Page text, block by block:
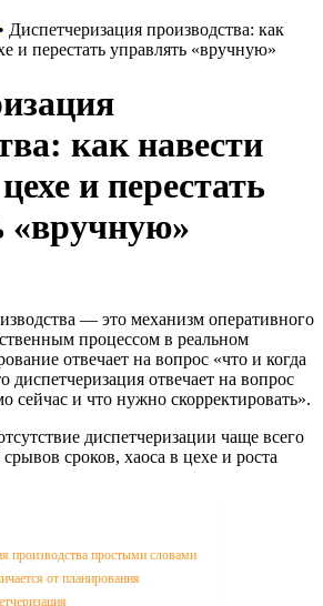
Диспетчеризация производства: как
и перестать управлять «вручную»
как навести
и перестать
«вручную»
— это механизм оперативного
процессом в реальном
отвечает на вопрос «что и когда
диспетчеризация отвечает на вопрос
сейчас и что нужно скорректировать».
диспетчеризации чаще всего
сроков, хаоса в цехе и роста
производства простыми словами
от планирования